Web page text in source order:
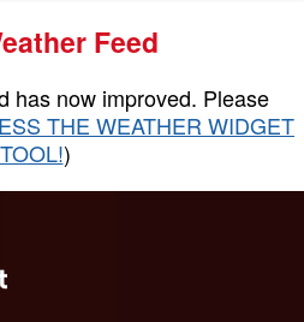
Feed
THE WEATHER WIDGET
TOOL!)